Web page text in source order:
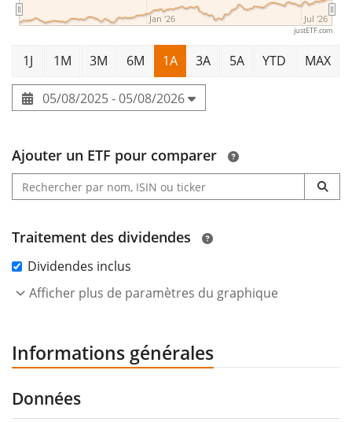
Jan '26 Jul '26
justETF.com
1J 1M 3M 6M 1A 3A 5A YTD MAX
05/08/2025 - 05/08/2026
Ajouter un ETF pour comparer
Traitement des dividendes
Dividendes inclus
Afficher plus de paramètres du graphique
Informations générales
Données